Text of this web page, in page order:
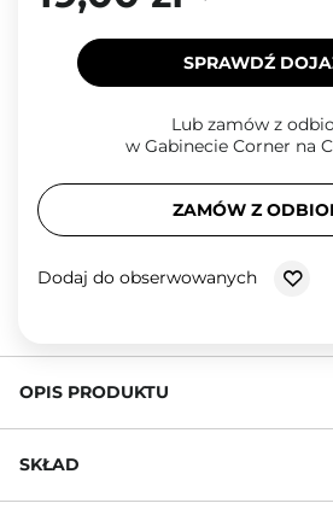
SPRAWDŹ
Lub zamów z
w Gabinecie Corner na
ZAMÓW Z
Dodaj do obserwowanych
OPIS PRODUKTU
SKŁAD